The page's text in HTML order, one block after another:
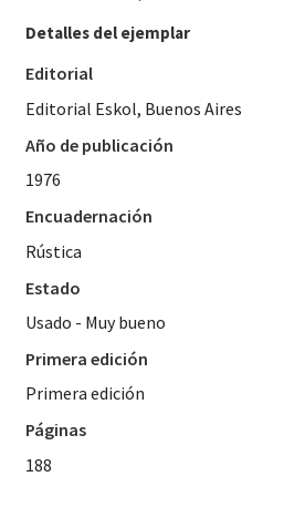
Detalles del ejemplar
Editorial
Editorial Eskol, Buenos Aires
Año de publicación
1976
Encuadernación
Rústica
Estado
Usado - Muy bueno
Primera edición
Primera edición
Páginas
188